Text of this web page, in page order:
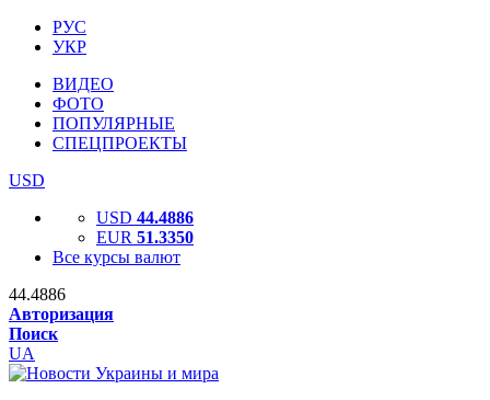
РУС
УКР
ВИДЕО
ФОТО
ПОПУЛЯРНЫЕ
СПЕЦПРОЕКТЫ
USD
USD 44.4886
EUR 51.3350
Все курсы валют
44.4886
Авторизация
Поиск
UA